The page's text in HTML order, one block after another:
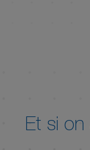
Et si on